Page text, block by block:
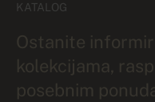
KATALOG
Ostanite
kolekcijama,
posebnim